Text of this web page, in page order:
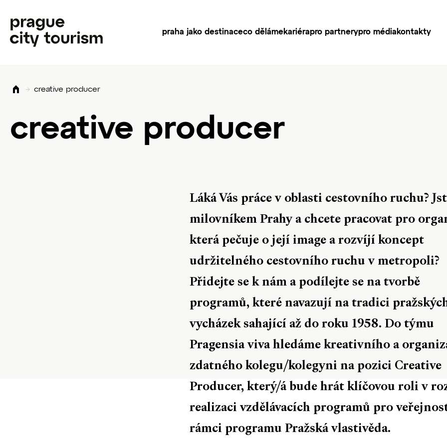
praha jako destinaceco dělámekariérapro partnerypro média kontakty
creative producer
creative producer
Láká Vás práce v oblasti cestovního ruchu?
milovníkem Prahy a chcete pracovat pro
která pečuje o její image a rozvíjí koncept
udržitelného cestovního ruchu v metropoli?
Přidejte se k nám a podílejte se na tvorbě
programů, které navazují na tradici
vycházek sahající až do roku 1958. Do týmu
Pragensia viva hledáme kreativního a
zdatného kolegu/kolegyni na pozici Creative
Producer, který/á bude hrát klíčovou roli v
realizaci vzdělávacích programů pro
rámci programu Pražská vlastivěda.